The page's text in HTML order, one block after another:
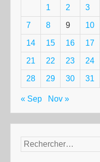
1 2 3
7 8 9 10
14 15 16 17
21 22 23 24
28 29 30 31
« Sep Nov »
Rechercher :